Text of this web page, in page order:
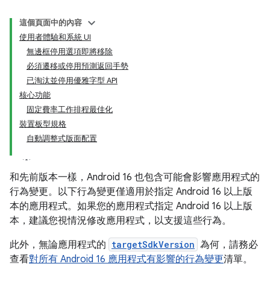
這個頁面中的內容
使用者體驗和系統 UI
無邊框停用選項即將移除
必須遷移或停用預測返回手勢
已淘汰並停用優雅字型 API
核心功能
固定費率工作排程最佳化
裝置板型規格
自動調整式版面配置
和先前版本一樣，Android 16 也包含可能會影響應用程式的
行為變更。以下行為變更僅適用於指定 Android 16 以上版
本的應用程式。如果您的應用程式指定 Android 16 以上版
本，建議您視情況修改應用程式，以支援這些行為。
此外，無論應用程式的 targetSdkVersion 為何，請務必
查看對所有 Android 16 應用程式有影響的行為變更清單。